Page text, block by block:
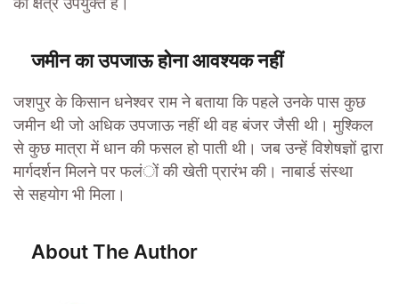
का क्षेत्र उपयुक्त है।
जमीन का उपजाऊ होना आवश्यक नहीं
जशपुर के किसान धनेश्वर राम ने बताया कि पहले उनके पास कुछ
जमीन थी जो अधिक उपजाऊ नहीं थी वह बंजर जैसी थी। मुश्किल
से कुछ मात्रा में धान की फसल हो पाती थी। जब उन्हें विशेषज्ञों द्वारा
मार्गदर्शन मिलने पर फलंों की खेती प्रारंभ की। नाबार्ड संस्था
से सहयोग भी मिला।
About The Author